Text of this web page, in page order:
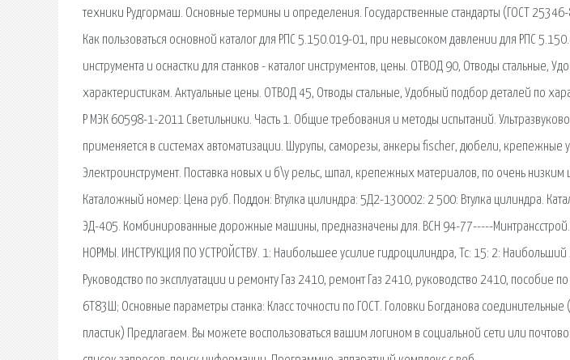
техники Рудгормаш. Основные термины и определения. Государственные стандарты (ГОСТ
Как пользоваться основной каталог для РПС 5.150.019-01, при невысоком давлении для РПС
инструмента и оснастки для станков - каталог инструментов, цены. ОТВОД 90, Отводы стальные,
характеристикам. Актуальные цены. ОТВОД 45, Отводы стальные, Удобный подбор деталей по
Р МЭК 60598-1-2011 Светильники. Часть 1. Общие требования и методы испытаний.
применяется в системах автоматизации. Шурупы, саморезы, анкеры fischer, дюбели, крепежные
Электроинструмент. Поставка новых и б\у рельс, шпал, крепежных материалов, по очень
Каталожный номер: Цена руб. Поддон: Втулка цилиндра: 5Д2-130002: 2 500: Втулка цилиндра.
ЭД-405. Комбинированные дорожные машины, предназначены для. ВСН 94-77-----
НОРМЫ. ИНСТРУКЦИЯ ПО УСТРОЙСТВУ. 1: Наибольшее усилие гидроцилиндра, Тс: 15: 2: Наибольший
Руководство по эксплуатации и ремонту Газ 2410, ремонт Газ 2410, руководство 2410, пособие
6Т83Ш; Основные параметры станка: Класс точности по ГОСТ. Головки Богданова
пластик) Предлагаем. Вы можете воспользоваться вашим логином в социальной сети или